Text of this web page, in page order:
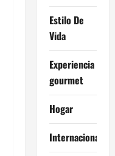
Estilo De
Vida
Experiencia
gourmet
Hogar
Internacional